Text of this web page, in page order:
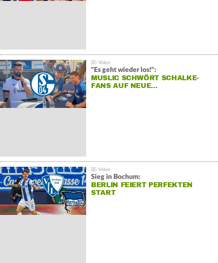
"Es geht wieder los!":
MUSLIC SCHWÖRT SCHALKE-
FANS AUF NEUE…
Sieg in Bochum:
BERLIN FEIERT PERFEKTEN
START